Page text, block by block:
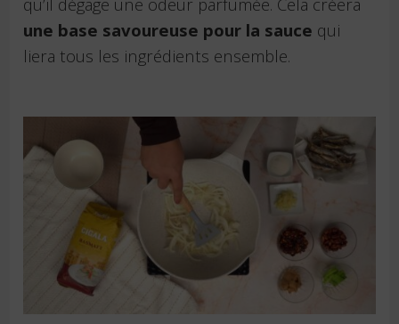
une base savoureuse pour la sauce qui
liera tous les ingrédients ensemble.